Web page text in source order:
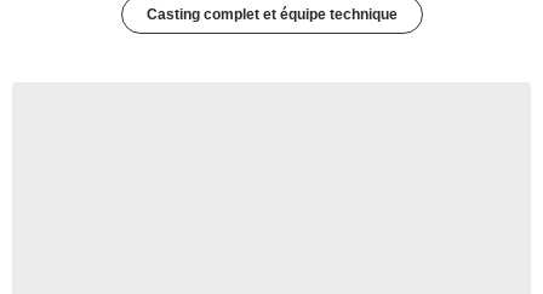
Casting complet et équipe technique